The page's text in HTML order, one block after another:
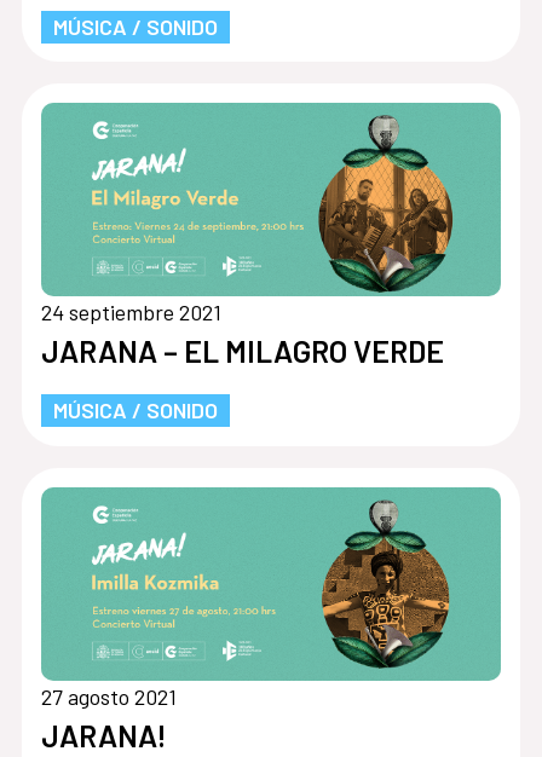
MÚSICA / SONIDO
24 septiembre 2021
JARANA – EL MILAGRO VERDE
MÚSICA / SONIDO
27 agosto 2021
JARANA!